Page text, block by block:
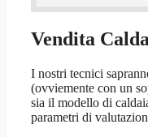
Vendita
I nostri tecnici
(ovviemente con un
sia il modello di
parametri di